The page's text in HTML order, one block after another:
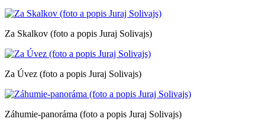
Za Skalkov (foto a popis Juraj Solivajs)
Za Úvez (foto a popis Juraj Solivajs)
Záhumie-panoráma (foto a popis Juraj Solivajs)